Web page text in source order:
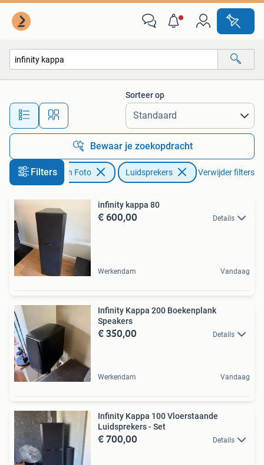
Alle afstanden…
Sorteer op
Bewaar je zoekopdracht
Filters
Audio, Tv en Foto Luidsprekers Verwijder filters
infinity kappa 80
€ 600,00 Details
Werkendam Vandaag
Infinity Kappa 200 Boekenplank
Speakers
€ 350,00 Details
Werkendam Vandaag
Infinity Kappa 100 Vloerstaande
Luidsprekers - Set
€ 700,00 Details